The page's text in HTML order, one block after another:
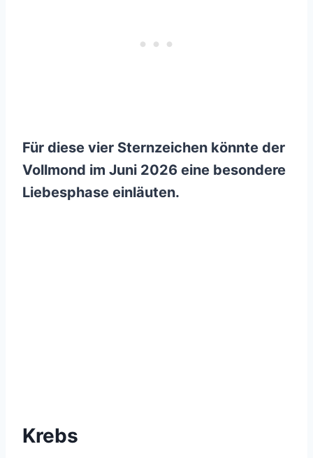
Für diese vier Sternzeichen könnte der
Vollmond im Juni 2026 eine besondere
Liebesphase einläuten.
Krebs